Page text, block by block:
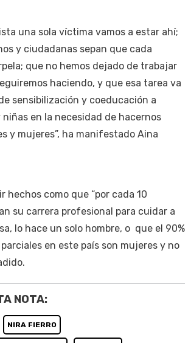
una sola víctima vamos a estar ahí;
y ciudadanas sepan que cada
que no hemos dejado de trabajar
haciendo, y que esa tarea va
sensibilización y coeducación a
en la necesidad de hacernos
y mujeres”, ha manifestado Aina
hechos como que “por cada 10
su carrera profesional para cuidar a
lo hace un solo hombre, o que el 90%
en este país son mujeres y no
NOTA:
NIRA FIERRO